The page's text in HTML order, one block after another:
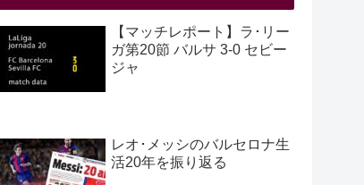
【マッチレポート】ラ･リー
ガ第20節 バルサ 3-0 セビー
ジャ
レオ･メッシのバルセロナ生
活20年を振り返る